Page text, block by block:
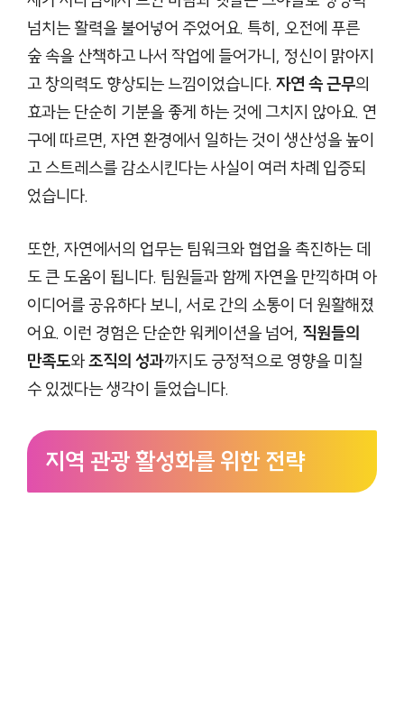
넘치는 활력을 불어넣어 주었어요. 특히, 오전에 푸른
숲 속을 산책하고 나서 작업에 들어가니, 정신이 맑아지
고 창의력도 향상되는 느낌이었습니다. 자연 속 근무의
효과는 단순히 기분을 좋게 하는 것에 그치지 않아요. 연
구에 따르면, 자연 환경에서 일하는 것이 생산성을 높이
고 스트레스를 감소시킨다는 사실이 여러 차례 입증되
었습니다.
또한, 자연에서의 업무는 팀워크와 협업을 촉진하는 데
도 큰 도움이 됩니다. 팀원들과 함께 자연을 만끽하며 아
이디어를 공유하다 보니, 서로 간의 소통이 더 원활해졌
어요. 이런 경험은 단순한 워케이션을 넘어, 직원들의
만족도와조직의 성과까지도 긍정적으로 영향을 미칠
수 있겠다는 생각이 들었습니다.
지역 관광 활성화를 위한 전략